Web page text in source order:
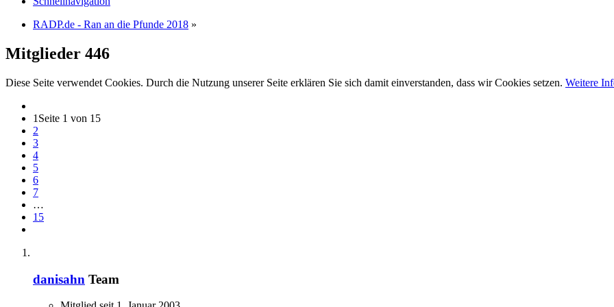
RADP.de - Ran an die Pfunde 2018 »
Mitglieder 446
Diese Seite verwendet Cookies. Durch die Nutzung unserer Seite erklären Sie sich damit einverstanden, dass wir Cookies setzen. Weitere
1 Seite 1 von 15
2
3
4
5
6
7
…
15
danisahn Team